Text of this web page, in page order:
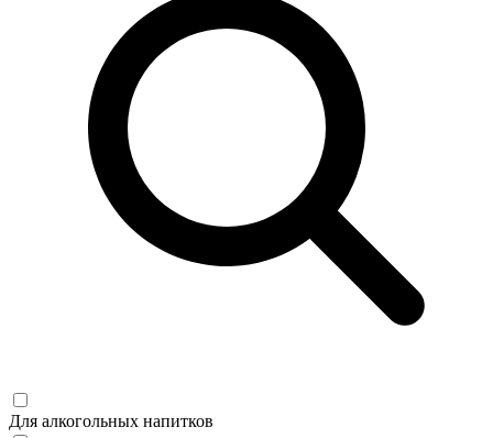
Для алкогольных напитков